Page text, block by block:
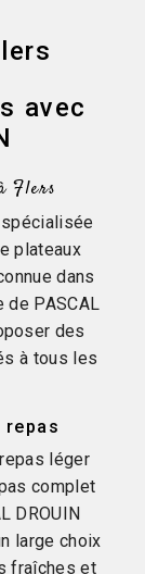
avec
Flers
spécialisée
plateaux
dans
de PASCAL
des
à tous les
léger
complet
DROUIN
large choix
fraîches et